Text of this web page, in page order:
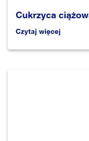
Cukrzyca
Czytaj więcej